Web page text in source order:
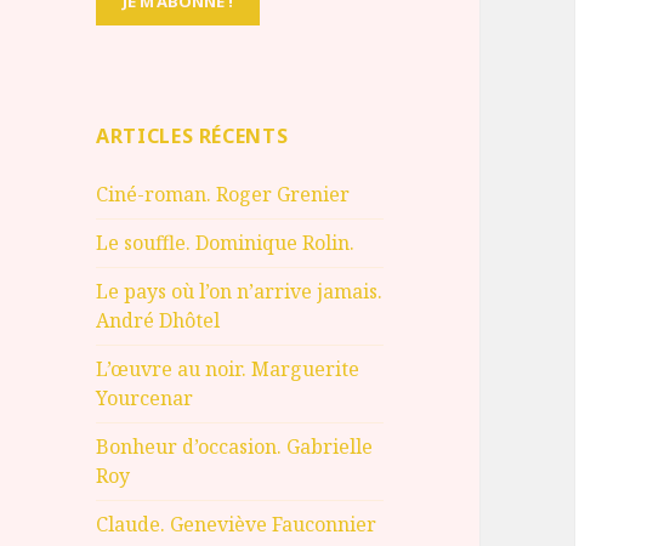
ARTICLES RÉCENTS
Ciné-roman. Roger Grenier
Le souffle. Dominique Rolin.
Le pays où l’on n’arrive jamais.
André Dhôtel
L’œuvre au noir. Marguerite
Yourcenar
Bonheur d’occasion. Gabrielle
Roy
Claude. Geneviève Fauconnier